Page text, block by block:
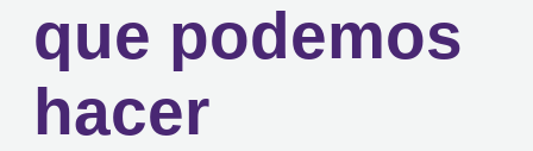
que podemos
hacer